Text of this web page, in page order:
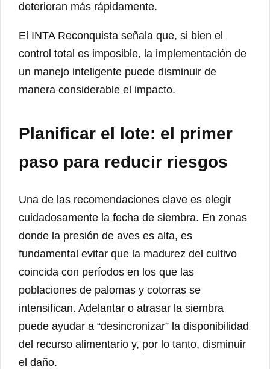
deterioran más rápidamente.
El INTA Reconquista señala que, si bien el
control total es imposible, la implementación de
un manejo inteligente puede disminuir de
manera considerable el impacto.
Planificar el lote: el primer
paso para reducir riesgos
Una de las recomendaciones clave es elegir
cuidadosamente la fecha de siembra. En zonas
donde la presión de aves es alta, es
fundamental evitar que la madurez del cultivo
coincida con períodos en los que las
poblaciones de palomas y cotorras se
intensifican. Adelantar o atrasar la siembra
puede ayudar a “desincronizar” la disponibilidad
del recurso alimentario y, por lo tanto, disminuir
el daño.